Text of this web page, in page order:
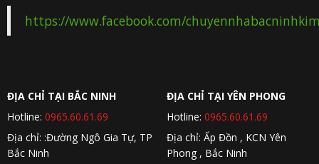
https://www.facebook.com/
ĐỊA CHỈ TẠI BẮC NINH
Hotline: 0965.60.61.69
Địa chỉ: :Đường Ngô Gia Tự, TP
Bắc Ninh
ĐỊA CHỈ TẠI YÊN PHONG
Hotline: 0965.60.61.69
Địa chỉ: Ấp Đồn , KCN Yên
Phong , Bắc Ninh